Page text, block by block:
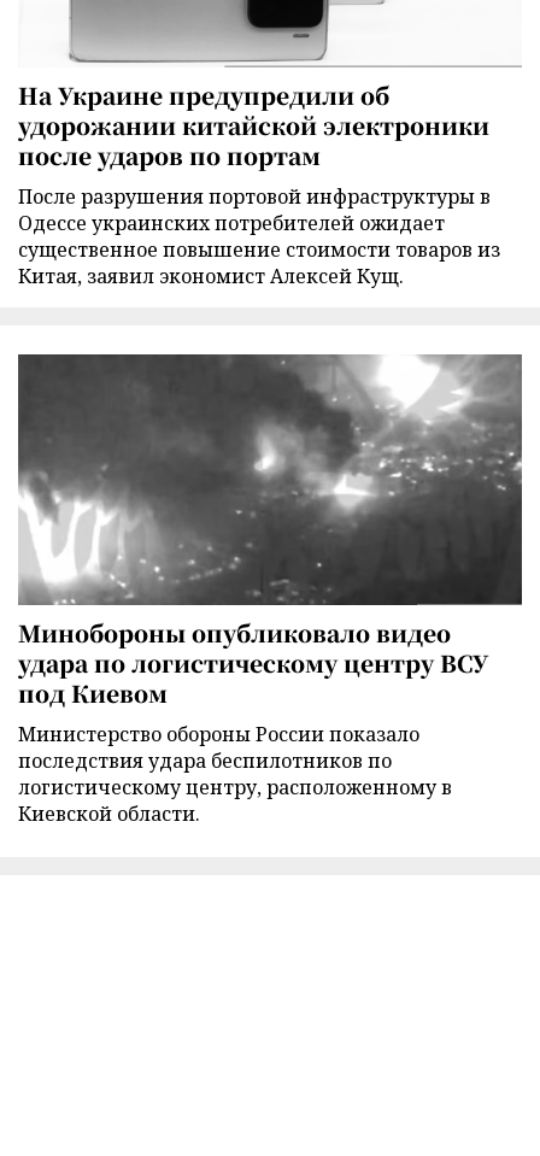
На Украине предупредили об
удорожании китайской электроники
после ударов по портам
После разрушения портовой инфраструктуры в
Одессе украинских потребителей ожидает
существенное повышение стоимости товаров из
Китая, заявил экономист Алексей Кущ.
Минобороны опубликовало видео
удара по логистическому центру ВСУ
под Киевом
Министерство обороны России показало
последствия удара беспилотников по
логистическому центру, расположенному в
Киевской области.